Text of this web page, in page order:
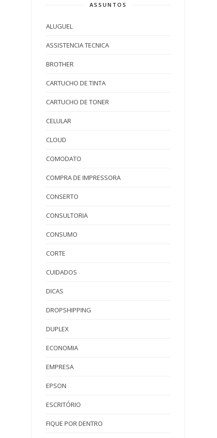
ASSUNTOS
ALUGUEL
ASSISTENCIA TECNICA
BROTHER
CARTUCHO DE TINTA
CARTUCHO DE TONER
CELULAR
CLOUD
COMODATO
COMPRA DE IMPRESSORA
CONSERTO
CONSULTORIA
CONSUMO
CORTE
CUIDADOS
DICAS
DROPSHIPPING
DUPLEX
ECONOMIA
EMPRESA
EPSON
ESCRITÓRIO
FIQUE POR DENTRO